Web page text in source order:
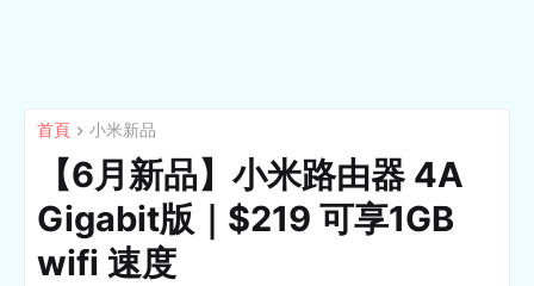
首頁 小米新品
【6月新品】小米路由器 4A
Gigabit版｜$219 可享1GB
wifi 速度